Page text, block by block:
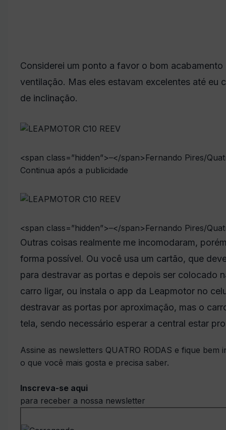
Considerei um ponto a favor o bom
ventilação. Mas eles estavam excelentes até eu
de inclinação.
<span class=”hidden”>–</span>Fernando Pires/
Continua após a publicidade
<span class=”hidden”>–</span>Fernando Pires/
Outras coisas realmente me incomodaram,
forma possível. Ou você usa um cartão, que
para destravar as portas e depois ser colocado
carro ligar, ou instala o app da Leapmotor no
destravar as portas por aproximação, mas o
tela, sendo necessário esperar a central estar
Assine as newsletters QUATRO RODAS e fique
o que você mais gosta e precisa saber.
Inscreva-se aqui
para receber a nossa newsletter